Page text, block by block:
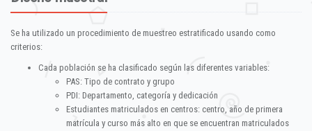
Se ha utilizado un procedimiento de muestreo estratificado usando como
criterios:
Cada población se ha clasificado según las diferentes variables:
PAS: Tipo de contrato y grupo
PDI: Departamento, categoría y dedicación
Estudiantes matriculados en centros: centro, año de primera
matrícula y curso más alto en que se encuentran matriculados